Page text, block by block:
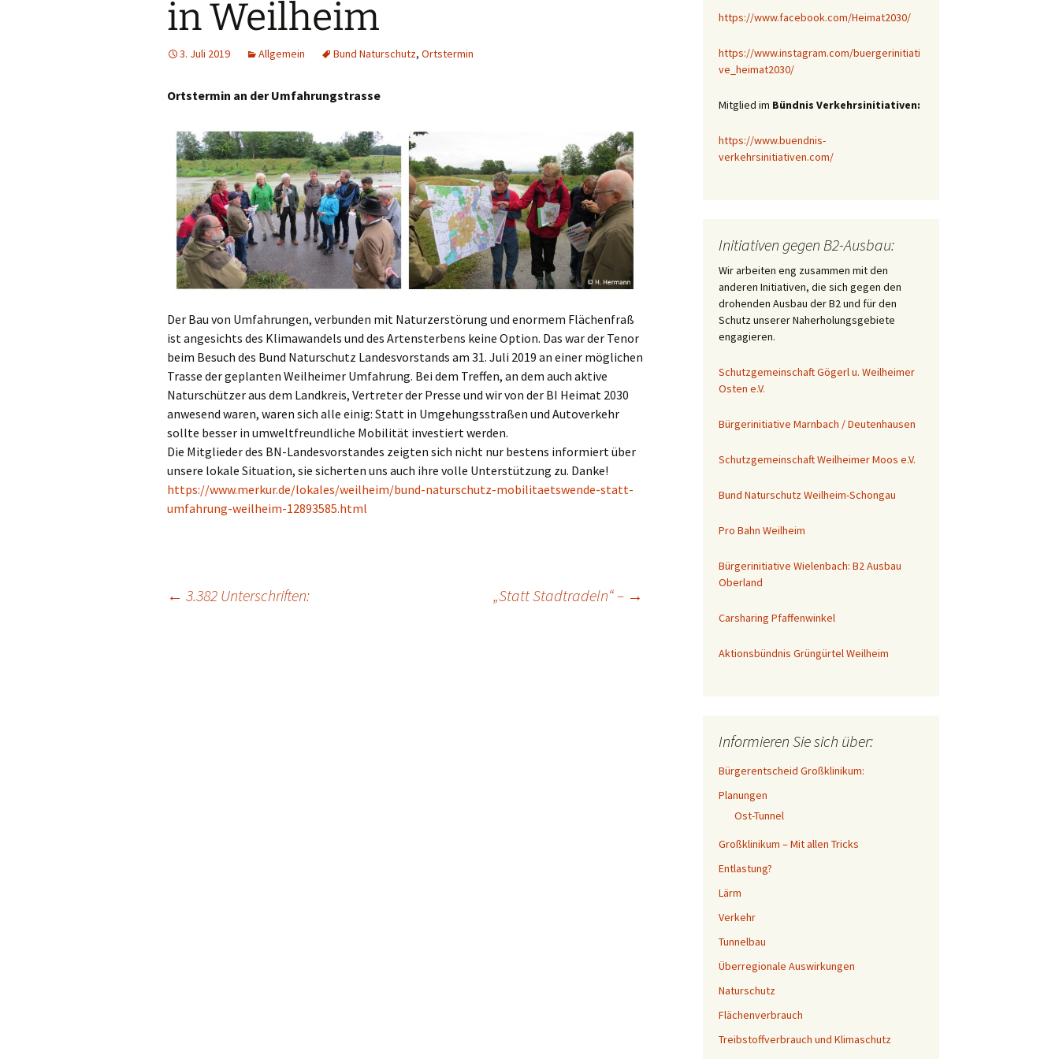
Entlastung? VCD-Lärmrechner
Überregionale
Auswirkungen
Naturschutz
Flächenverbrauch
Treibstoffverbrauch und
Klimaschutz
Gestaltungsoptionen
Stau in Weilheim?
Falsche Zahlen!
Bürgerbefragung
in Weilheim
3. Juli 2019 Allgemein Bund Naturschutz, Ortstermin
Ortstermin an der Umfahrungstrasse
Der Bau von Umfahrungen, verbunden mit Naturzerstörung und enormem Flächenfraß
ist angesichts des Klimawandels und des Artensterbens keine Option. Das war der Tenor
beim Besuch des Bund Naturschutz Landesvorstands am 31. Juli 2019 an einer möglichen
Trasse der geplanten Weilheimer Umfahrung. Bei dem Treffen, an dem auch aktive
Naturschützer aus dem Landkreis, Vertreter der Presse und wir von der BI Heimat 2030
anwesend waren, waren sich alle einig: Statt in Umgehungsstraßen und Autoverkehr
sollte besser in umweltfreundliche Mobilität investiert werden.
Die Mitglieder des BN-Landesvorstandes zeigten sich nicht nur bestens informiert über
unsere lokale Situation, sie sicherten uns auch ihre volle Unterstützung zu. Danke!
https://www.merkur.de/lokales/weilheim/bund-naturschutz-mobilitaetswende-statt-
umfahrung-weilheim-12893585.html
Beitragsnavigation
← 3.382 Unterschriften: „Statt Stadtradeln“ – →
https://www.facebook.com/Heimat2030/
https://www.instagram.com/buergerinitiati
ve_heimat2030/
Mitglied im Bündnis Verkehrsinitiativen:
https://www.buendnis-
verkehrsinitiativen.com/
Initiativen gegen B2-Ausbau:
Wir arbeiten eng zusammen mit den
anderen Initiativen, die sich gegen den
drohenden Ausbau der B2 und für den
Schutz unserer Naherholungsgebiete
engagieren.
Schutzgemeinschaft Gögerl u. Weilheimer
Osten e.V.
Bürgerinitiative Marnbach / Deutenhausen
Schutzgemeinschaft Weilheimer Moos e.V.
Bund Naturschutz Weilheim-Schongau
Pro Bahn Weilheim
Bürgerinitiative Wielenbach: B2 Ausbau
Oberland
Carsharing Pfaffenwinkel
Aktionsbündnis Grüngürtel Weilheim
Informieren Sie sich über:
Bürgerentscheid Großklinikum:
Planungen
Ost-Tunnel
Großklinikum – Mit allen Tricks
Entlastung?
Lärm
Verkehr
Tunnelbau
Überregionale Auswirkungen
Naturschutz
Flächenverbrauch
Treibstoffverbrauch und Klimaschutz